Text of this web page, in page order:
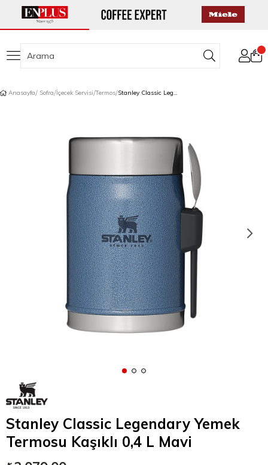
Anasayfa Sofra İçecek Servisi Termos Stanley Classic Legendary Yemek Termosu Kaşıklı 0,4 L Mavi
Stanley Classic Legendary Yemek
Termosu Kaşıklı 0,4 L Mavi